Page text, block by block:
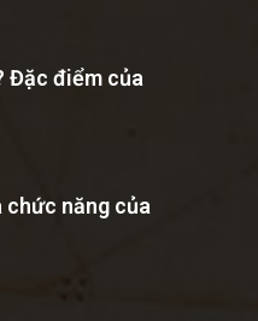
Đặc điểm của
chức năng của